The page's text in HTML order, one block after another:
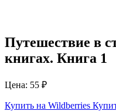
Путешествие в
книгах. Книга 1
Цена: 55 ₽
Купить на Wildberries